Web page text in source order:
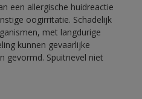
een allergische huidreactie
oogirritatie. Schadelijk
met langdurige
kunnen gevaarlijke
gevormd. Spuitnevel niet